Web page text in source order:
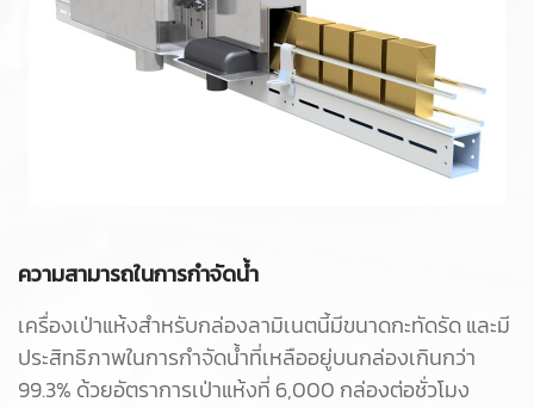
ความสามารถในการกำจัดน้ำ
เครื่องเป่าแห้งสำหรับกล่องลามิเนตนี้มีขนาดกะทัดรัด และมี
ประสิทธิภาพในการกำจัดน้ำที่เหลืออยู่บนกล่องเกินกว่า
99.3% ด้วยอัตราการเป่าแห้งที่ 6,000 กล่องต่อชั่วโมง